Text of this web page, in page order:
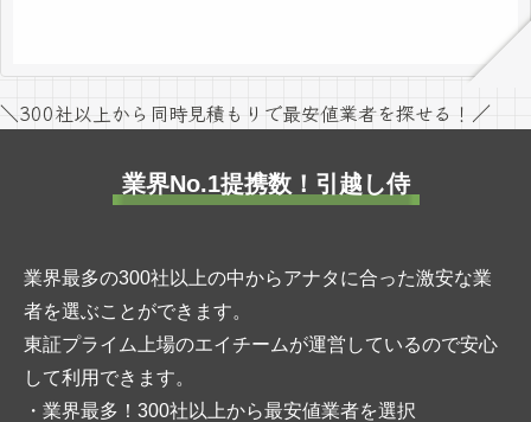
＼300社以上から同時見積もりで最安値業者を探せる！／
業界No.1提携数！引越し侍
業界最多の300社以上の中からアナタに合った激安な業
者を選ぶことができます。
東証プライム上場のエイチームが運営しているので安心
して利用できます。
・業界最多！300社以上から最安値業者を選択